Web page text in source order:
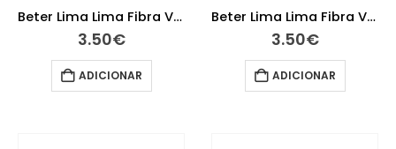
Beter Lima Lima Fibra Vd 24961
3.50€
ADICIONAR
Beter Lima Lima Fibra Verde 24963 Flure
3.50€
ADICIONAR